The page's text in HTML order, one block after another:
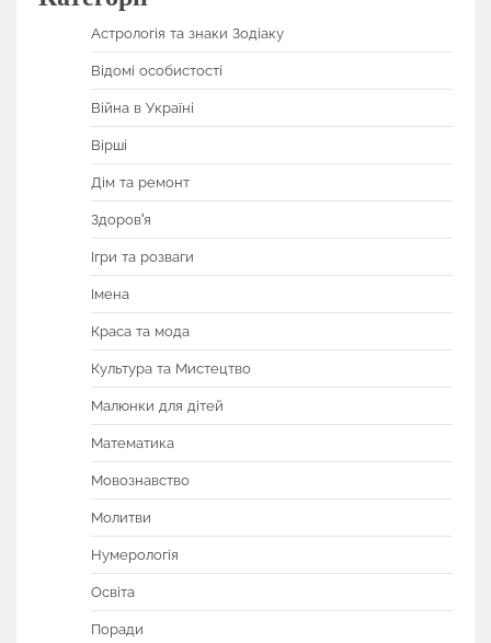
Астрологія та знаки Зодіаку
Відомі особистості
Війна в Україні
Вірші
Дім та ремонт
Здоров'я
Ігри та розваги
Імена
Краса та мода
Культура та Мистецтво
Малюнки для дітей
Математика
Мовознавство
Молитви
Нумерологія
Освіта
Поради